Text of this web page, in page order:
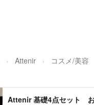
Attenir コスメ/美容
Attenir 基礎4点セット